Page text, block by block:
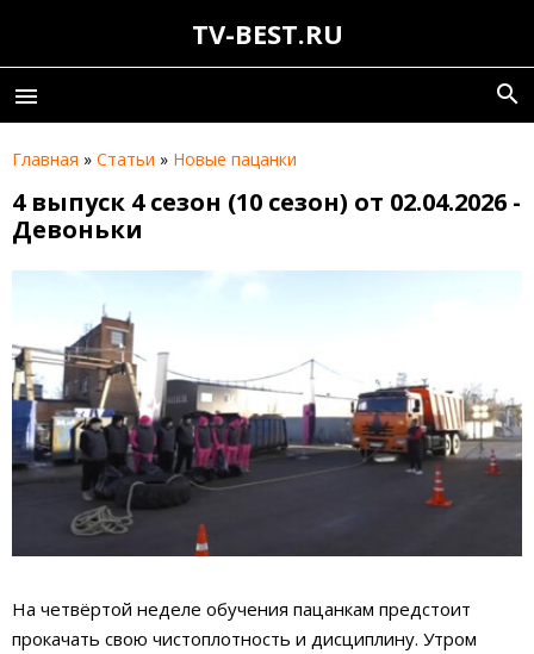
TV-BEST.RU
menu search
Главная » Статьи » Новые пацанки
4 выпуск 4 сезон (10 сезон) от 02.04.2026 -
Девоньки
На четвёртой неделе обучения пацанкам предстоит
прокачать свою чистоплотность и дисциплину. Утром